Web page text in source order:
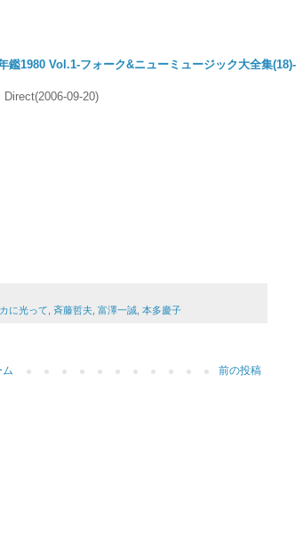
鑑1980 Vol.1-フォーク&ニューミュージック大全集(18)-
09-20)
に光って 斉藤哲夫 富澤一誠 本多慶子
前の投稿
ム